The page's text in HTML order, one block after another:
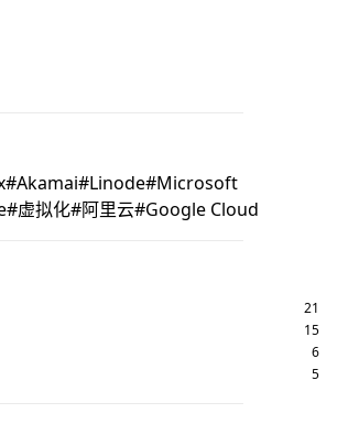
Akamai Linode Microsoft
虚拟化 阿里云 Google Cloud
21
15
6
5